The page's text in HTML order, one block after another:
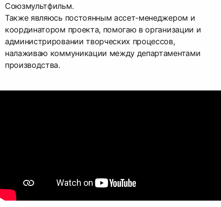
Союзмультфильм.
Также являюсь постоянным ассет-менеджером и
координатором проекта, помогаю в организации и
администрировании творческих процессов,
налаживаю коммуникации между департаментами
производства.